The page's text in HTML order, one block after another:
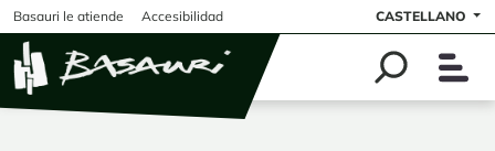
Pasar al contenido principal
Basauri le atiende Accesibilidad CASTELLANO